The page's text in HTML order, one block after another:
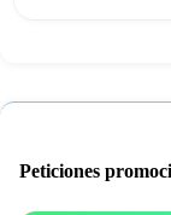
Peticiones